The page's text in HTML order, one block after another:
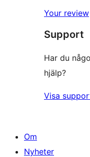
Your review
Support
Har du
hjälp?
Visa
Om
Nyheter